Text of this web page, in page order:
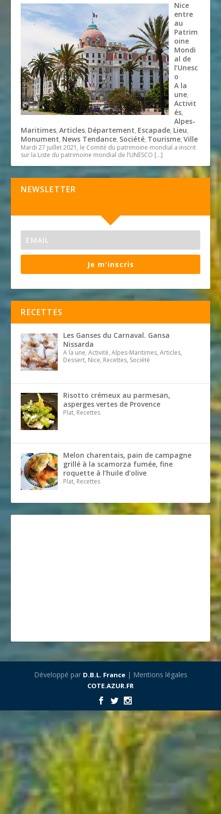
Nice
entre
au
Patrim
oine
Mondi
al de
l’Unesc
o
A la
une,
Activit
és,
Alpes-
Maritimes,Articles, Département, Escapade, Lieu,
Monument, News Tendance, Société, Tourisme,Ville
Mardi 27 juillet 2021, le Comité du patrimoine mondial a inscrit
sur la Liste du patrimoine mondial de l’UNESCO […]
NEWSLETTER
Je m'inscris
RECETTES
Les Ganses du Carnaval. Gansa
Nissarda
A la une, Activité, Alpes-Maritimes, Articles,
Dessert, Nice, Recettes, Société
Risotto crémeux au parmesan,
asperges vertes de Provence
Plat, Recettes
Melon charentais, pain de campagne
grillé à la scamorza fumée, fine
roquette à l’huile d’olive
Plat, Recettes
Développé par D.B.L. France| Mentions légales
COTE.AZUR.FR